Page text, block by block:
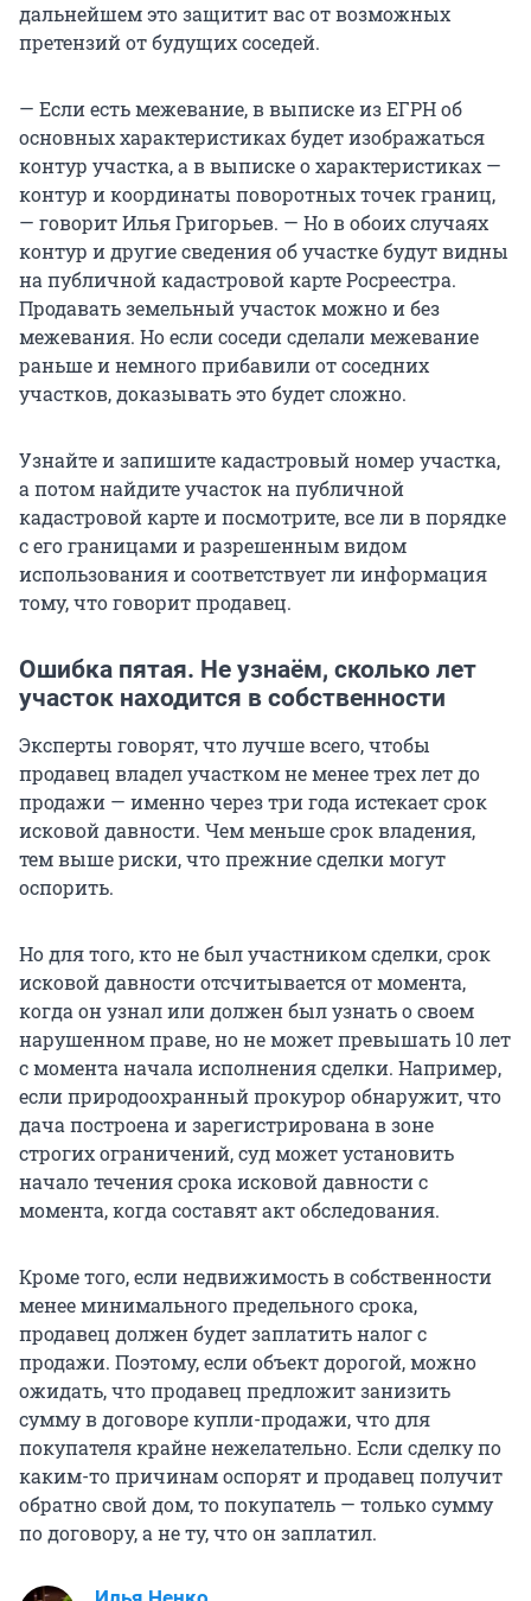
дальнейшем это защитит вас от возможных
претензий от будущих соседей.
— Если есть межевание, в выписке из ЕГРН об
основных характеристиках будет изображаться
контур участка, а в выписке о характеристиках —
контур и координаты поворотных точек границ,
— говорит Илья Григорьев. — Но в обоих случаях
контур и другие сведения об участке будут видны
на публичной кадастровой карте Росреестра.
Продавать земельный участок можно и без
межевания. Но если соседи сделали межевание
раньше и немного прибавили от соседних
участков, доказывать это будет сложно.
Узнайте и запишите кадастровый номер участка,
а потом найдите участок на публичной
кадастровой карте и посмотрите, все ли в порядке
с его границами и разрешенным видом
использования и соответствует ли информация
тому, что говорит продавец.
Ошибка пятая. Не узнаём, сколько лет
участок находится в собственности
Эксперты говорят, что лучше всего, чтобы
продавец владел участком не менее трех лет до
продажи — именно через три года истекает срок
исковой давности. Чем меньше срок владения,
тем выше риски, что прежние сделки могут
оспорить.
Но для того, кто не был участником сделки, срок
исковой давности отсчитывается от момента,
когда он узнал или должен был узнать о своем
нарушенном праве, но не может превышать 10 лет
с момента начала исполнения сделки. Например,
если природоохранный прокурор обнаружит, что
дача построена и зарегистрирована в зоне
строгих ограничений, суд может установить
начало течения срока исковой давности с
момента, когда составят акт обследования.
Кроме того, если недвижимость в собственности
менее минимального предельного срока,
продавец должен будет заплатить налог с
продажи. Поэтому, если объект дорогой, можно
ожидать, что продавец предложит занизить
сумму в договоре купли-продажи, что для
покупателя крайне нежелательно. Если сделку по
каким-то причинам оспорят и продавец получит
обратно свой дом, то покупатель — только сумму
по договору, а не ту, что он заплатил.